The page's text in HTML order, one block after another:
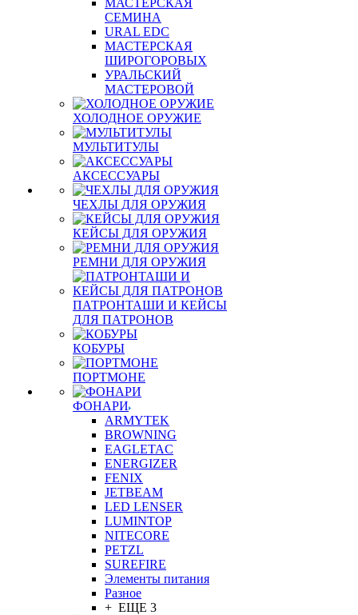
МАСТЕРСКАЯ
СЕМИНА
URAL EDC
МАСТЕРСКАЯ
ШИРОГОРОВЫХ
УРАЛЬСКИЙ
МАСТЕРОВОЙ
ХОЛОДНОЕ ОРУЖИЕ
МУЛЬТИТУЛЫ
АКСЕССУАРЫ
ЧЕХЛЫ ДЛЯ ОРУЖИЯ
КЕЙСЫ ДЛЯ ОРУЖИЯ
РЕМНИ ДЛЯ ОРУЖИЯ
ПАТРОНТАШИ И КЕЙСЫ
ДЛЯ ПАТРОНОВ
КОБУРЫ
ПОРТМОНЕ
ФОНАРИ
ARMYTEK
BROWNING
EAGLETAC
ENERGIZER
FENIX
JETBEAM
LED LENSER
LUMINTOP
NITECORE
PETZL
SUREFIRE
Элементы питания
Разное
+ ЕЩЕ 3